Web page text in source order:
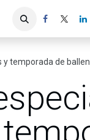
y temporada de